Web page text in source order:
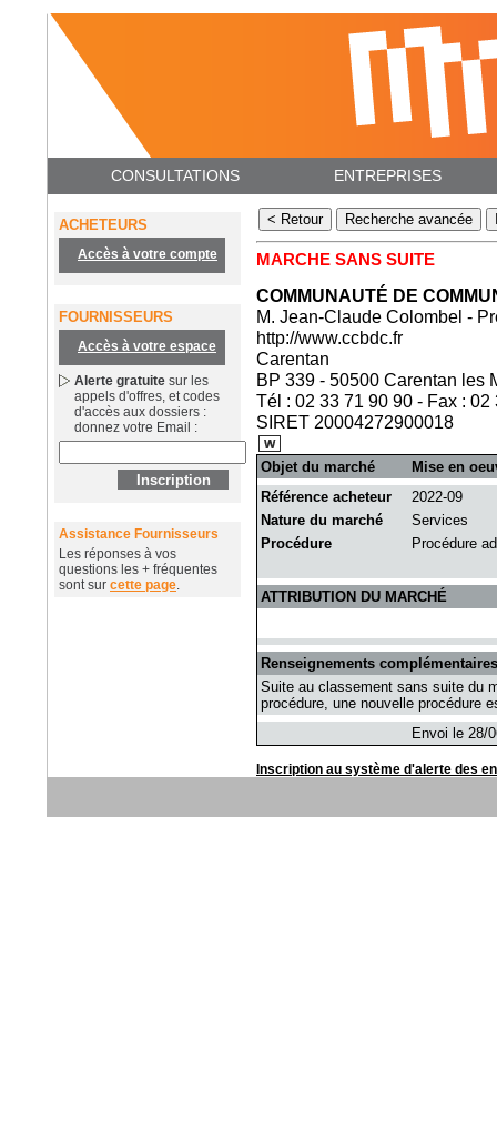
CONSULTATIONS ENTREPRISES
ACHETEURS
Accès à votre compte
FOURNISSEURS
Accès à votre espace
Alerte gratuite sur les
appels d'offres, et codes
d'accès aux dossiers :
donnez votre Email :
Assistance Fournisseurs
Les réponses à vos
questions les + fréquentes
sont sur cette page.
MARCHE SANS SUITE
COMMUNAUTÉ DE
M. Jean-Claude Colombel -
http://www.ccbdc.fr
Carentan
BP 339 - 50500 Carentan les
Tél : 02 33 71 90 90 - Fax : 02
SIRET 20004272900018
Objet du marché
Mise en
Référence acheteur
2022-09
Nature du marché
Services
Procédure
Procédure
ATTRIBUTION DU MARCHÉ
Renseignements complémentaires
Suite au classement sans suite du
procédure, une nouvelle procédure
Envoi le 28/
Inscription au système d'alerte des